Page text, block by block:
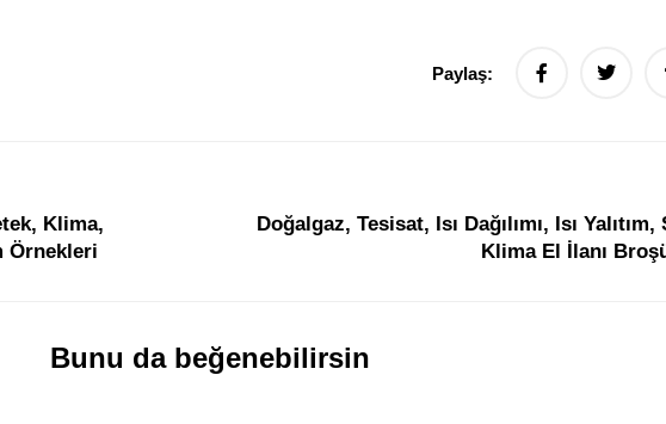
Paylaş:
Klima,
Örnekleri
Doğalgaz, Tesisat, Isı Dağılımı, Isı
Klima El İlanı
Bunu da beğenebilirsin